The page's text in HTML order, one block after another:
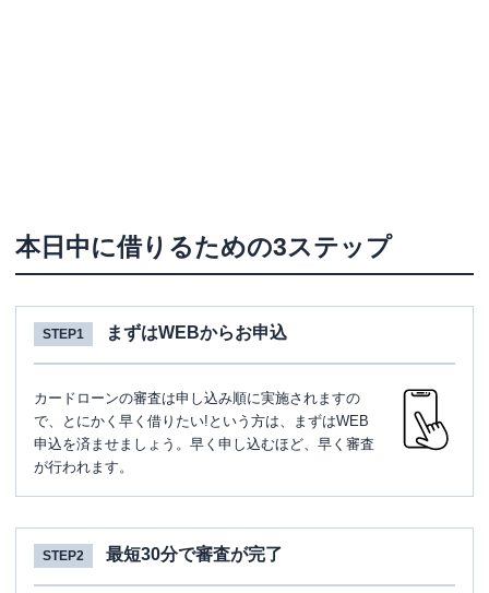
本日中に借りるための3ステップ
STEP1 まずはWEBからお申込
カードローンの審査は申し込み順に実施されますの
で、とにかく早く借りたい!という方は、まずはWEB
申込を済ませましょう。早く申し込むほど、早く審査
が行われます。
STEP2 最短30分で審査が完了